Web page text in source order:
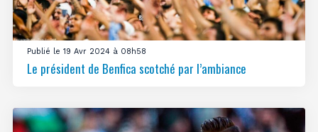
Publié le 19 Avr 2024 à 08h58
Le président de Benfica scotché par l’ambiance